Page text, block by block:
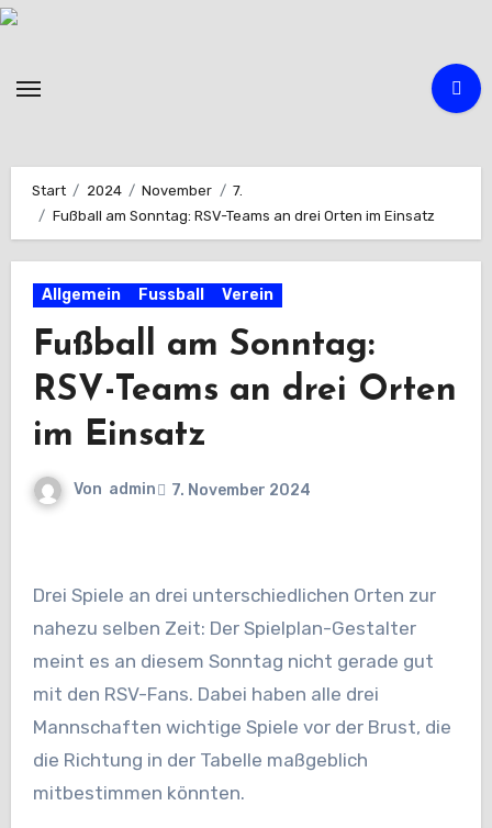
Zum
Start 2024 November
7.
Fußball am Sonntag: RSV-Teams an drei Orten im Einsatz
Allgemein Fussball Verein
Fußball am Sonntag:
RSV-Teams an drei Orten
im Einsatz
Von admin 7. November 2024
Drei Spiele an drei unterschiedlichen Orten zur
nahezu selben Zeit: Der Spielplan-Gestalter
meint es an diesem Sonntag nicht gerade gut
mit den RSV-Fans. Dabei haben alle drei
Mannschaften wichtige Spiele vor der Brust, die
die Richtung in der Tabelle maßgeblich
mitbestimmen könnten.